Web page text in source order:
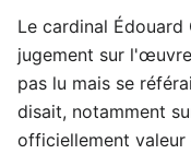
Le cardinal
jugement sur
pas lu mais se
disait, notamment
officiellement